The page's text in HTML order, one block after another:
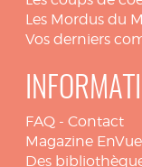
Les Mordus du
Vos derniers
FAQ - Contact
Magazine EnVue
Des